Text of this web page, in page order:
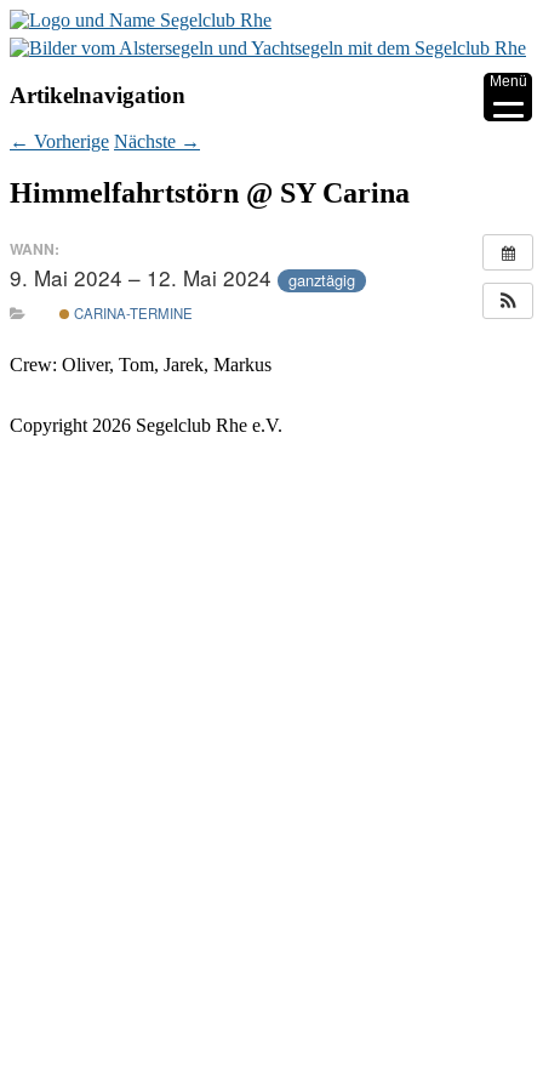
Artikelnavigation
← Vorherige Nächste →
Himmelfahrtstörn @ SY Carina
WANN:
9. Mai 2024 – 12. Mai 2024 ganztägig
CARINA-TERMINE
Crew: Oliver, Tom, Jarek, Markus
Copyright 2026 Segelclub Rhe e.V.
Menü
▼